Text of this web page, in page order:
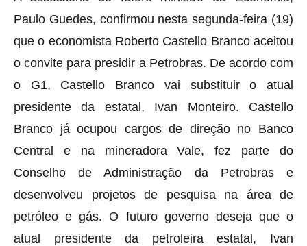
Paulo Guedes, confirmou nesta segunda-feira (19)
que o economista Roberto Castello Branco aceitou
o convite para presidir a Petrobras. De acordo com
o G1, Castello Branco vai substituir o atual
presidente da estatal, Ivan Monteiro. Castello
Branco já ocupou cargos de direção no Banco
Central e na mineradora Vale, fez parte do
Conselho de Administração da Petrobras e
desenvolveu projetos de pesquisa na área de
petróleo e gás. O futuro governo deseja que o
atual presidente da petroleira estatal, Ivan